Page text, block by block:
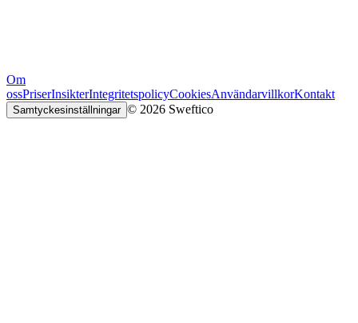
Om
ossPriserInsikterIntegritetspolicyCookiesAnvändarvillkorKontakt
Samtyckesinställningar © 2026 Sweftico